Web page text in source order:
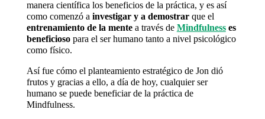
manera científica los beneficios de la práctica, y es así
como comenzó a investigar y a demostrarque el
entrenamiento de la mentea través de Mindfulnesses
beneficiosopara el ser humano tanto a nivel psicológico
como físico.
Así fue cómo el planteamiento estratégico de Jon dió
frutos y gracias a ello, a día de hoy, cualquier ser
humano se puede beneficiar de la práctica de
Mindfulness.